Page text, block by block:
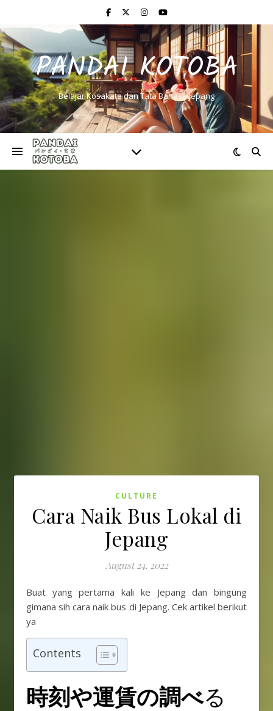
PANDAI KOTOBA
Belajar Kosakata dan Tata Bahasa Jepang
CULTURE
Cara Naik Bus Lokal di
Jepang
August 24, 2022
Buat yang pertama kali ke Jepang dan bingung
gimana sih cara naik bus di Jepang. Cek artikel berikut
ya
Contents
時刻や運賃の調べる